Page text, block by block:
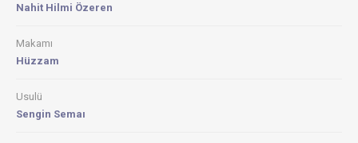
Nahit Hilmi Özeren
Makamı
Hüzzam
Usulü
Sengin Semaı